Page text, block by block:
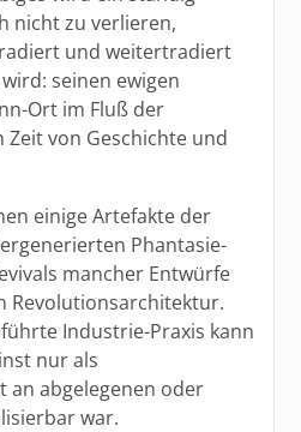
nicht zu verlieren,
und weitertradiert
seinen ewigen
Ort im Fluß der
von Geschichte und
einige Artefakte der
Phantasie-
mancher Entwürfe
Revolutionsarchitektur.
Industrie-Praxis kann
nur als
an abgelegenen oder
war.